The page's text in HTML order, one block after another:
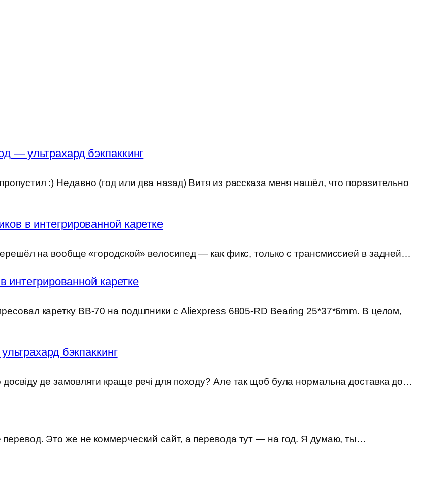
— ультрахард бэкпаккинг
:) Недавно (год или два назад) Витя из рассказа меня нашёл, что поразительно
в интегрированной каретке
на вообще «городской» велосипед — как фикс, только с трансмиссией в задней…
каретке
каретку BB-70 на подшпники с Aliexpress 6805-RD Bearing 25*37*6mm. В целом,
бэкпаккинг
де замовляти краще речі для походу? Але так щоб була нормальна доставка до…
Это же не коммерческий сайт, а перевода тут — на год. Я думаю, ты…